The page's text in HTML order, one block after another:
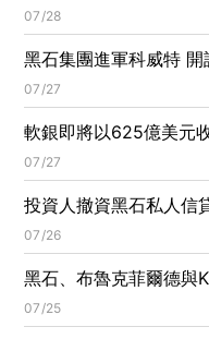
手搶8500億美元商機
07/28
黑石集團進軍科威特
作理事會佈局
07/27
軟銀即將以625億美元
黑石集團大舉進軍數位
07/27
投資人撤資黑石私人信
示驚人真相！
07/26
黑石、布魯克菲爾德與
科威特油氣基礎設施大
07/25